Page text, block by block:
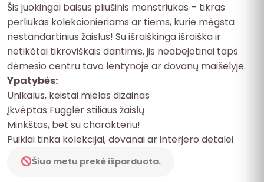
Šis juokingai baisus pliušinis monstriukas – tikras
perliukas kolekcionieriams ar tiems, kurie mėgsta
nestandartinius žaislus! Su išraiškinga išraiška ir
netikėtai tikroviškais dantimis, jis neabejotinai taps
dėmesio centru tavo lentynoje ar dovanų maišelyje.
Ypatybės:
Unikalus, keistai mielas dizainas
Įkvėptas Fuggler stiliaus žaislų
Minkštas, bet su charakteriu!
Puikiai tinka kolekcijai, dovanai ar interjero detalei
Šiuo metu prekė išparduota.